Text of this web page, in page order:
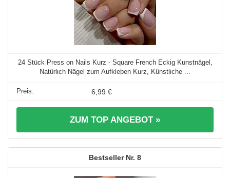
24 Stück Press on Nails Kurz - Square French Eckig Kunstnägel,
Natürlich Nägel zum Aufkleben Kurz, Künstliche ...
6,99 €
ZUM TOP ANGEBOT »
8